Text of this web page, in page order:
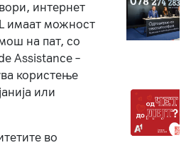
интернет
имаат можност
на пат, со
Assistance –
користење
или
во